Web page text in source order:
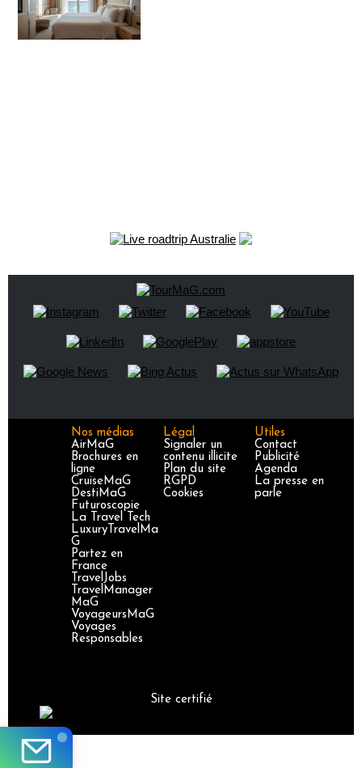
Nos médias
AirMaG
Brochures en
ligne
CruiseMaG
DestiMaG
Futuroscopie
La Travel Tech
LuxuryTravelMa
G
Partez en
France
TravelJobs
TravelManager
MaG
VoyageursMaG
Voyages
Responsables
Légal
Signaler un
contenu illicite
Plan du site
RGPD
Cookies
Utiles
Contact
Publicité
Agenda
La presse en
parle
Site certifié